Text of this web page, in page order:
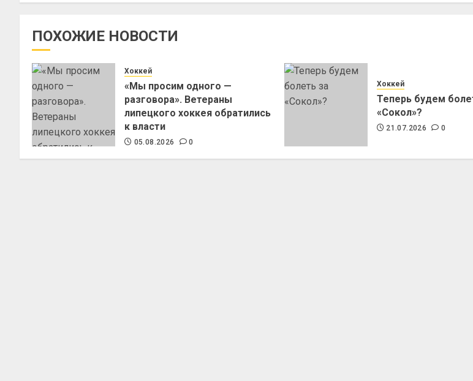
ПОХОЖИЕ НОВОСТИ
Хоккей
«Мы просим одного —
разговора». Ветераны
липецкого хоккея обратились
к власти
05.08.2026 0
Хоккей
Теперь будем
«Сокол»?
21.07.2026 0